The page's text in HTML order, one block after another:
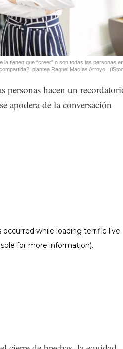
tienen que “creer” o son todas las personas
plantea Raquel Macías Arroyo.
personas hacen un
apodera de la conversación